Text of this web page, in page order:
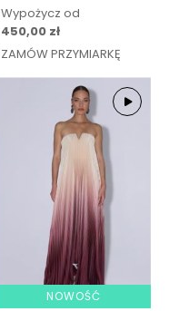
Wypożycz od
450,00 zł
ZAMÓW PRZYMIARKĘ
NOWOŚĆ